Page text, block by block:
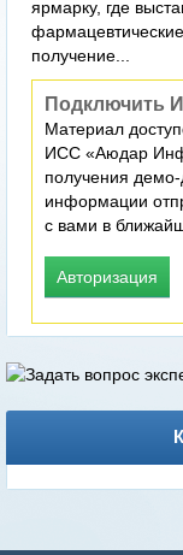
ярмарку, где
получение...
Подключить
Материал
ИСС «Аюдар
получения
информации
с вами в
Авторизация